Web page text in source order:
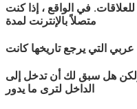
في الواقع ، إذا كنت
متصلاً بالإنترنت لمدة
عربي التي يرجع تاريخها كانت
هل سبق لك أن تدخل إلى
الداخل لترى ما يدور